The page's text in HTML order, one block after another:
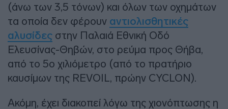
(άνω των 3,5 τόνων) και όλων των οχημάτων
τα οποία δεν φέρουν αντιολισθητικές
αλυσίδες στην Παλαιά Εθνική Οδό
Ελευσίνας-Θηβών, στο ρεύμα προς Θήβα,
από το 5ο χιλιόμετρο (από το πρατήριο
καυσίμων της REVOIL, πρώην CYCLON).
Ακόμη, έχει διακοπεί λόγω της χιονόπτωσης η